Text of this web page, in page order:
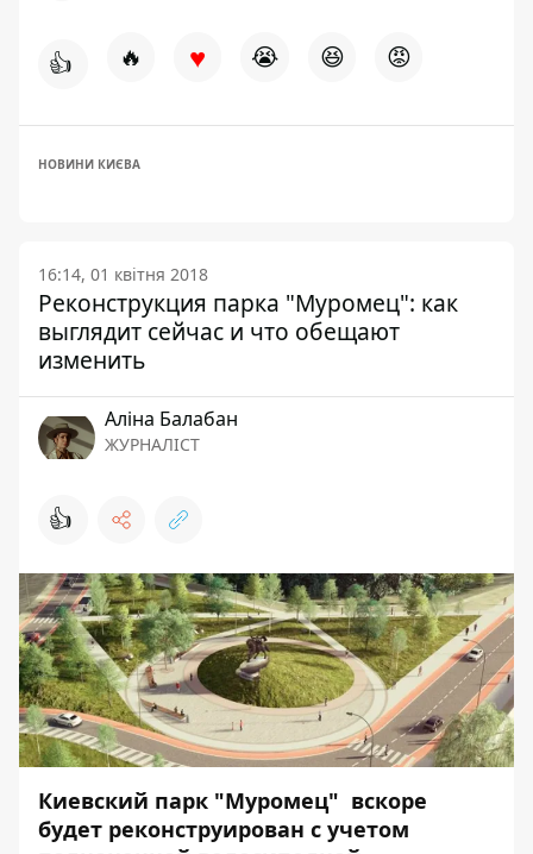
👍 🔥 ♥ 😭 😆 😡
НОВИНИ КИЄВА
16:14, 01 квітня 2018
Реконструкция парка "Муромец": как
выглядит сейчас и что обещают
изменить
Аліна Балабан
ЖУРНАЛІСТ
👍
Киевский парк "Муромец" вскоре
будет реконструирован с учетом